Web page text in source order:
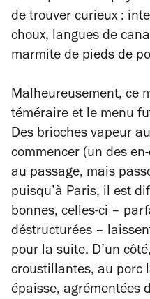
de trouver curieux :
choux, langues de
marmite de pieds de
Malheureusement, ce
téméraire et le menu
Des brioches vapeur
commencer (un des
au passage, mais
puisqu’à Paris, il est
bonnes, celles-ci –
déstructurées –
pour la suite. D’un
croustillantes, au porc
épaisse, agrémentées